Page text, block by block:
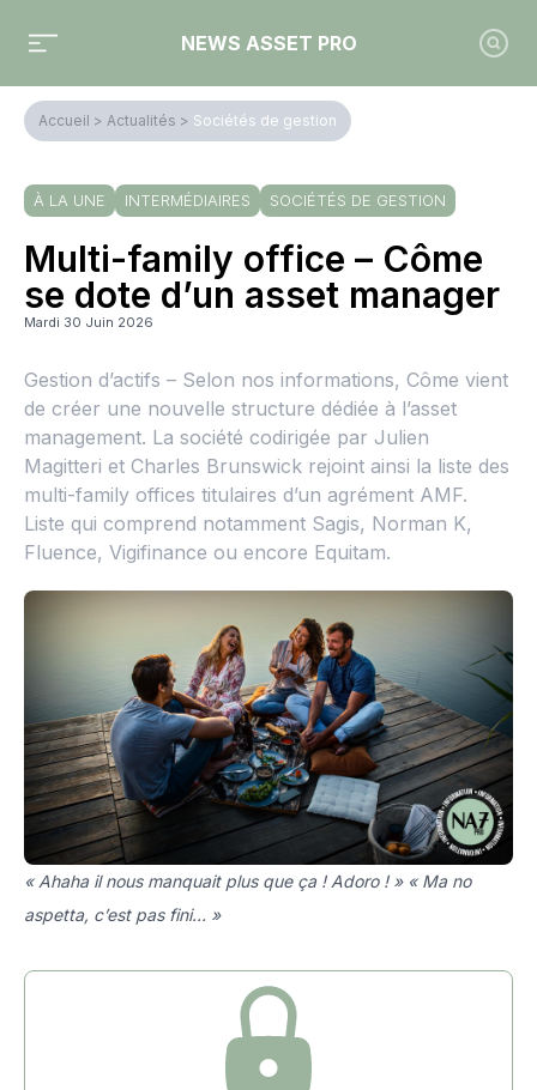
NEWS ASSET PRO
Accueil > Actualités > Sociétés de gestion
À LA UNE INTERMÉDIAIRES SOCIÉTÉS DE GESTION
Multi-family office – Côme
se dote d’un asset manager
Mardi 30 Juin 2026
Gestion d’actifs – Selon nos informations, Côme vient
de créer une nouvelle structure dédiée à l’asset
management. La société codirigée par Julien
Magitteri et Charles Brunswick rejoint ainsi la liste des
multi-family offices titulaires d’un agrément AMF.
Liste qui comprend notamment Sagis, Norman K,
Fluence, Vigifinance ou encore Equitam.
« Ahaha il nous manquait plus que ça ! Adoro ! » « Ma no
aspetta, c’est pas fini… »